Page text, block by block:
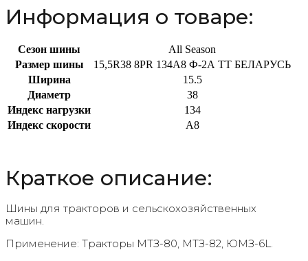
Информация о товаре:
Сезон шины
All Season
Размер шины
15,5R38 8PR 134A8 Ф-2А TT БЕЛАРУСЬ
Ширина
15.5
Диаметр
38
Индекс нагрузки
134
Индекс скорости
A8
Краткое описание:
Шины для тракторов и сельскохозяйственных
машин.
Применение: Тракторы МТЗ-80, МТЗ-82, ЮМЗ-6L.